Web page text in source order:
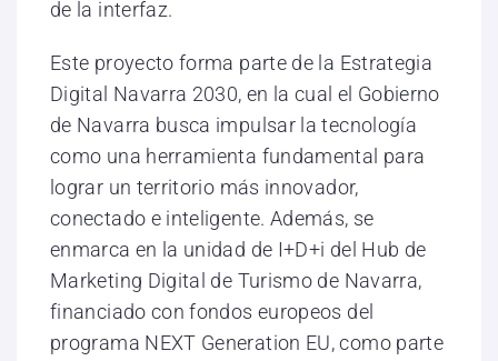
de la interfaz.
Este proyecto forma parte de la Estrategia
Digital Navarra 2030, en la cual el Gobierno
de Navarra busca impulsar la tecnología
como una herramienta fundamental para
lograr un territorio más innovador,
conectado e inteligente. Además, se
enmarca en la unidad de I+D+i del Hub de
Marketing Digital de Turismo de Navarra,
financiado con fondos europeos del
programa NEXT Generation EU, como parte